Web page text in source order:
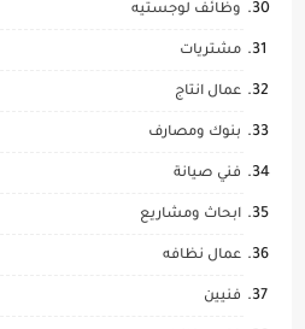
وظائف لوجستيه
مشتريات
عمال انتاج
بنوك ومصارف
فني صيانة
ابحاث ومشاريع
عمال نظافه
فنيين